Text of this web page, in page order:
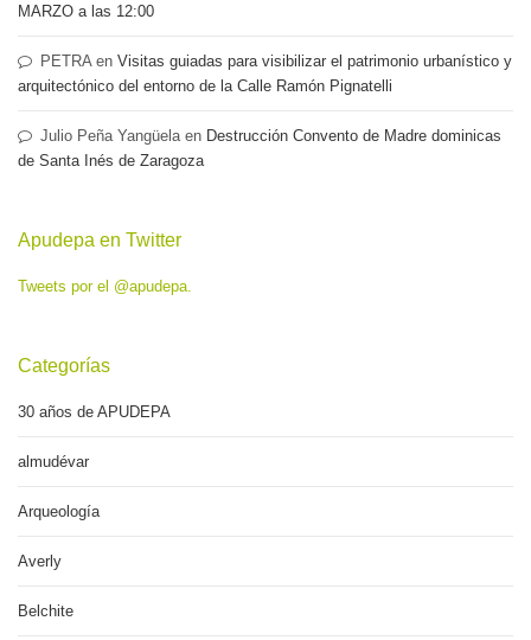
MARZO a las 12:00
PETRA en Visitas guiadas para visibilizar el patrimonio urbanístico y
arquitectónico del entorno de la Calle Ramón Pignatelli
Julio Peña Yangüela en Destrucción Convento de Madre dominicas
de Santa Inés de Zaragoza
Apudepa en Twitter
Tweets por el @apudepa.
Categorías
30 años de APUDEPA
almudévar
Arqueología
Averly
Belchite